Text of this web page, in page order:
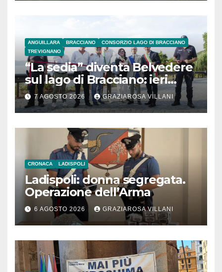
ANGUILLARA BRACCIANO
CONSORZIO LAGO DI BRACCIANO
TREVIGNANO
“La sedia” diventa Belvedere
sul lago di Bracciano: ieri
l’inaugurazione
7 AGOSTO 2026 GRAZIAROSA VILLANI
CRONACA LADISPOLI
Ladispoli: donna segregata.
Operazione dell’Arma
6 AGOSTO 2026 GRAZIAROSA VILLANI